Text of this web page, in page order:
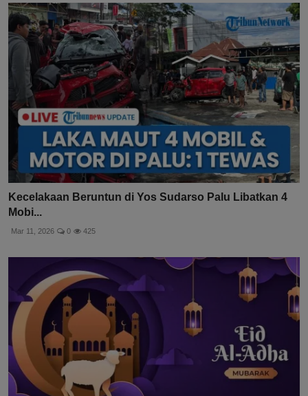
Kecelakaan Beruntun di Yos Sudarso Palu Libatkan 4
Mobi...
Mar 11, 2026 0 425